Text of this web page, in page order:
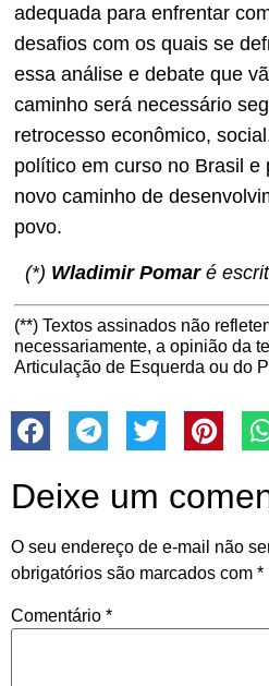
adequada para enfrentar
desafios com os quais se
essa análise e debate que
caminho será necessário
retrocesso econômico,
político em curso no Brasil e
novo caminho de
povo.
(*) Wladimir Pomaré
(**) Textos assinados não
necessariamente, a opinião da
Articulação de Esquerda ou do
Deixe um
O seu endereço de e-mail não
obrigatórios são marcados com *
Comentário *